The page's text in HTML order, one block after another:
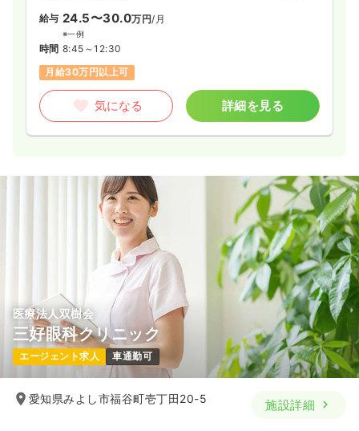
給与 24.5〜30.0万円/月
※一例
時間 8:45～12:30
月給30万円以上可
気になる 詳細を見る
医療法人双樹会
三好眼科クリニック
エージェント求人 車通勤可
愛知県みよし市福谷町壱丁田20-5 施設詳細